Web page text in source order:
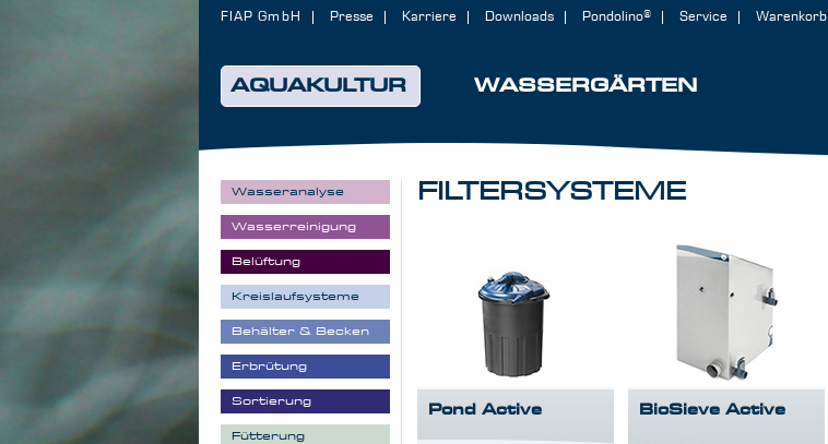
AQUAKULTUR WASSERGÄRTEN
FIAP GmbH Presse Karriere Downloads Pondolino® Service Warenkorb
FILTERSYSTEME
Pond Active BioSieve Active
Wasseranalyse
Wasserreinigung
Belüftung
Kreislaufsysteme
Behälter & Becken
Erbrütung
Sortierung
Fütterung